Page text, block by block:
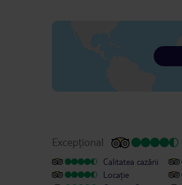
Excepțional
Calitatea cazării
Locație